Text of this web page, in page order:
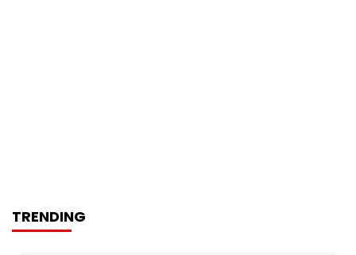
TRENDING